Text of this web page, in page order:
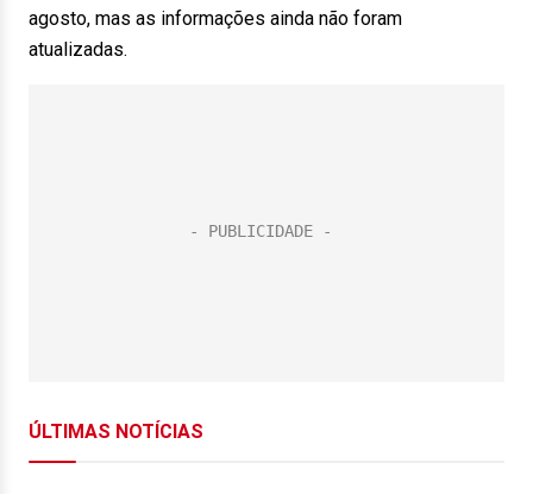
agosto, mas as informações ainda não foram
atualizadas.